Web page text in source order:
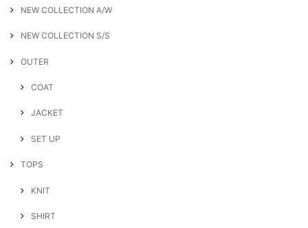
NEW COLLECTION A/W
NEW COLLECTION S/S
OUTER
COAT
JACKET
SET UP
TOPS
KNIT
SHIRT